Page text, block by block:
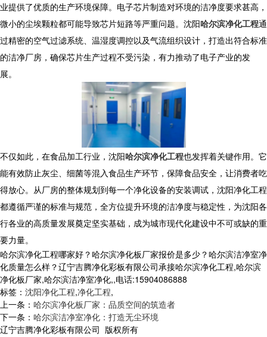
业提供了优质的生产环境保障。电子芯片制造对环境的洁净度要求甚高，
微小的尘埃颗粒都可能导致芯片短路等严重问题。沈阳哈尔滨净化工程通
过精密的空气过滤系统、温湿度调控以及气流组织设计，打造出符合标准
的洁净厂房，确保芯片生产过程不受污染，有力推动了电子产业的发
展。
不仅如此，在食品加工行业，沈阳哈尔滨净化工程也发挥着关键作用。它
能有效防止灰尘、细菌等混入食品生产环节，保障食品安全，让消费者吃
得放心。从厂房的整体规划到每一个净化设备的安装调试，沈阳净化工程
都遵循严谨的标准与规范，全方位提升环境的洁净度与稳定性，为沈阳各
行各业的高质量发展奠定坚实基础，成为城市现代化建设中不可或缺的重
要力量。
哈尔滨净化工程哪家好？哈尔滨净化板厂家报价是多少？哈尔滨洁净室净
化质量怎么样？辽宁吉腾净化彩板有限公司承接哈尔滨净化工程,哈尔滨
净化板厂家,哈尔滨洁净室净化,,电话:15904086888
标签： 沈阳净化工程,净化工程,
上一条： 哈尔滨净化板厂家：品质空间的筑造者
下一条： 哈尔滨洁净室净化：打造无尘环境
辽宁吉腾净化彩板有限公司 版权所有